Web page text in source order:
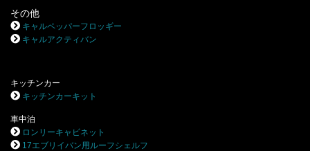
その他
キャルペッパーフロッギー
キャルアクティバン
キッチンカー
キッチンカーキット
車中泊
ロンリーキャビネット
17エブリイバン用ルーフシェルフ